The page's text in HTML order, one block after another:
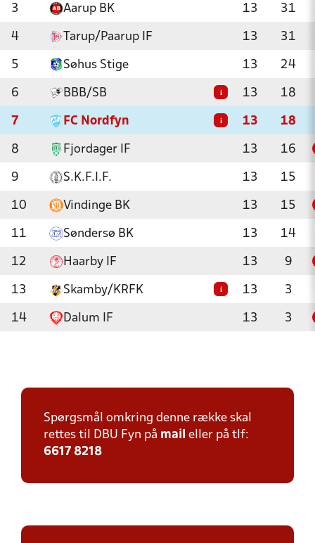
3 Aarup BK 13 31
4 Tarup/Paarup IF 13 31
5 Søhus Stige 13 24
6 BBB/SB i 13 18
7 FC Nordfyn i 13 18
8 Fjordager IF 13 16
9 S.K.F.I.F. 13 15
10 Vindinge BK 13 15
11 Søndersø BK 13 14
12 Haarby IF 13 9
13 Skamby/KRFK i 13 3
14 Dalum IF 13 3
Spørgsmål omkring denne række skal
rettes til DBU Fyn på mail eller på tlf:
6617 8218